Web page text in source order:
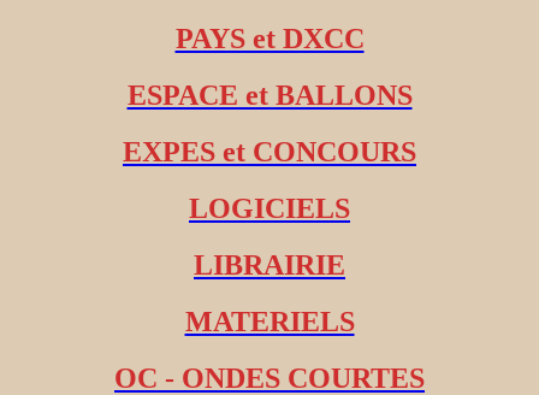
PAYS et DXCC
ESPACE et BALLONS
EXPES et CONCOURS
LOGICIELS
LIBRAIRIE
MATERIELS
OC - ONDES COURTES